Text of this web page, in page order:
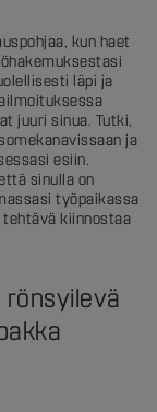
kun haet
läpi ja
juuri sinua. Tutki,
ja
esiin.
sinulla on
työpaikassa
kiinnostaa
rönsyilevä